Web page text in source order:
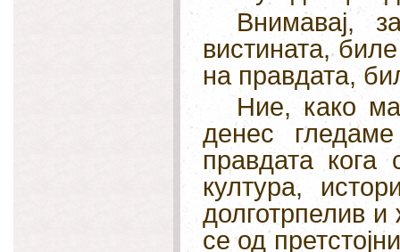
Внимавај,
вистината,
на правдата,
Ние, како
денес
правдата
култура,
долготрпелив
се од